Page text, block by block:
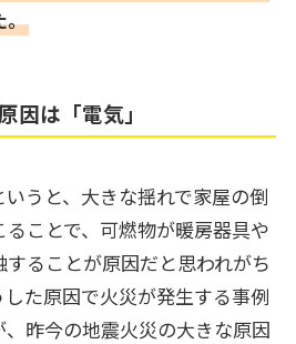
。
因は「電気」
いうと、大きな揺れで家屋の倒
ことで、可燃物が暖房器具や
ることが原因だと思われがち
た原因で火災が発生する事例
昨今の地震火災の大きな原因